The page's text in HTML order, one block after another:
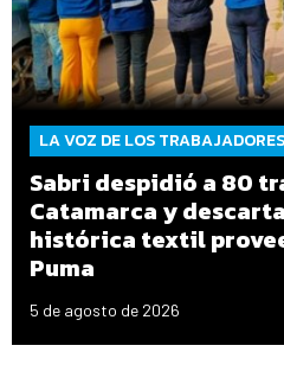
LA VOZ DE LOS TRABAJADORES
Sabri despidió a 80
Catamarca y
histórica textil
Puma
5 de agosto de 2026